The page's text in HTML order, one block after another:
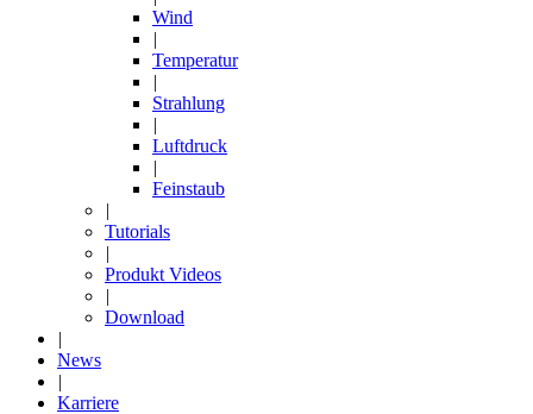
Wind
|
Temperatur
|
Strahlung
|
Luftdruck
|
Feinstaub
|
Tutorials
|
Produkt Videos
|
Download
|
News
|
Karriere